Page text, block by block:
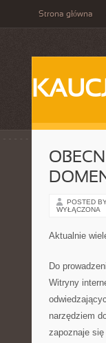
Strona główna
POSTED
WYŁĄCZONA
Aktualnie
Do
Witryny
narzędziem
zapoznaje